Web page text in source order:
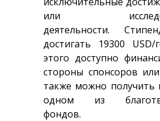
или
деятельности.
достигать 19300
этого доступно
стороны спонсоров
также можно получить
одном из
фондов.